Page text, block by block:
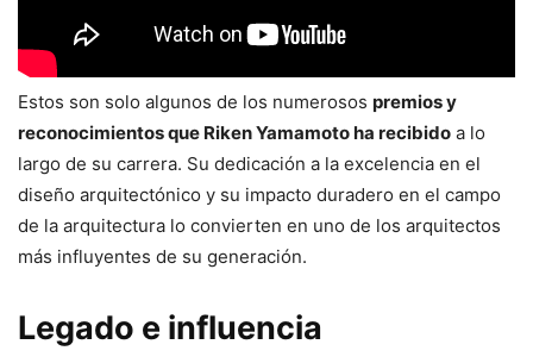
Estos son solo algunos de los numerosos premios y
reconocimientos que Riken Yamamoto ha recibido a lo
largo de su carrera. Su dedicación a la excelencia en el
diseño arquitectónico y su impacto duradero en el campo
de la arquitectura lo convierten en uno de los arquitectos
más influyentes de su generación.
Legado e influencia